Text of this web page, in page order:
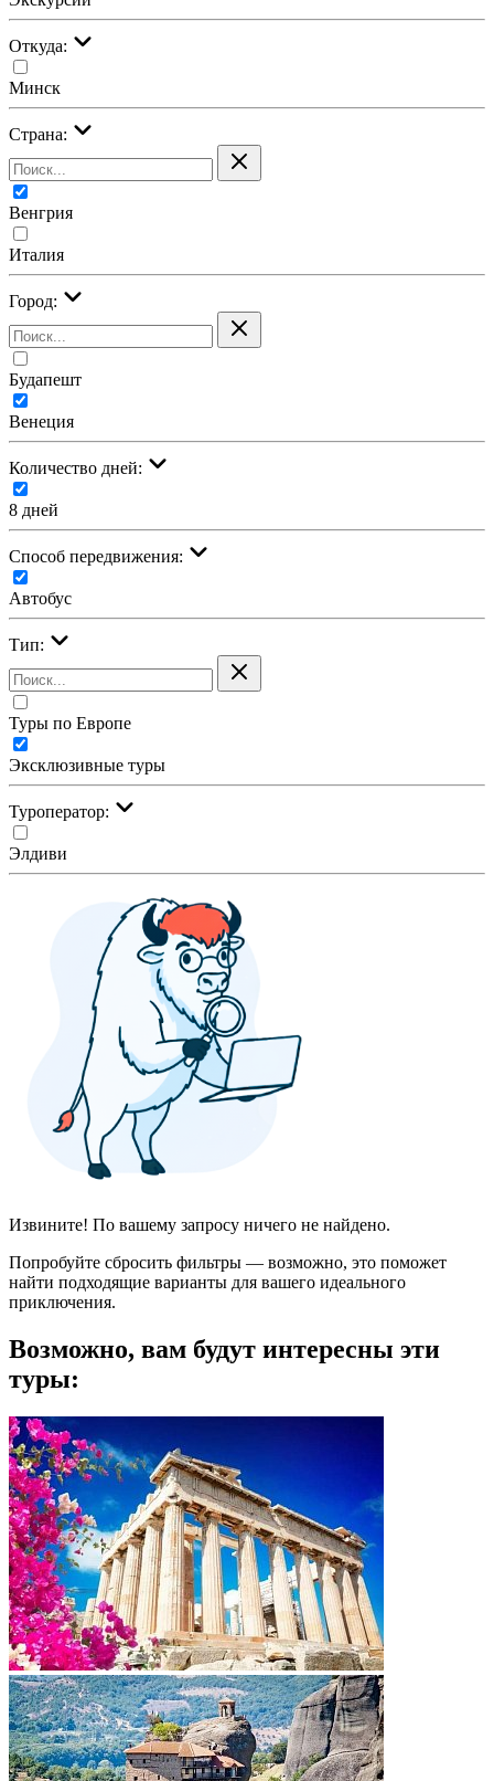
Откуда:
Минск
Страна:
Венгрия
Италия
Город:
Будапешт
Венеция
Количество дней:
8 дней
Cпособ передвижения:
Автобус
Тип:
Туры по Европе
Эксклюзивные туры
Туроператор:
Элдиви
Извините! По вашему запросу ничего не найдено.
Попробуйте сбросить фильтры — возможно, это поможет
найти подходящие варианты для вашего идеального
приключения.
Возможно, вам будут интересны эти
туры: